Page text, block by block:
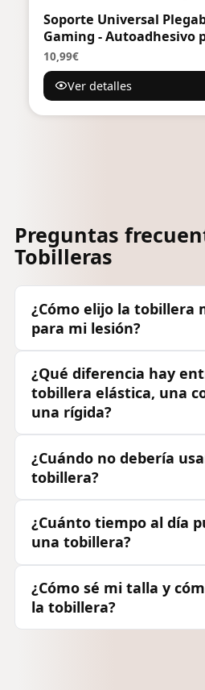
Soporte Universal
Gaming - Autoadhesivo
Todos Tamaños, 1 Pieza,
10,99€
Ver detalles
Preguntas
Tobilleras
¿Cómo elijo la tobillera
para mi lesión?
¿Qué diferencia hay
tobillera elástica, una
una rígida?
¿Cuándo no debería
tobillera?
¿Cuánto tiempo al día
una tobillera?
¿Cómo sé mi talla y
la tobillera?